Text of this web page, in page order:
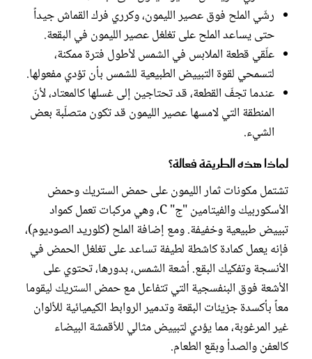
رشّي الملح فوق عصير الليمون، وكرري فرك القماش جيداً
حتى يساعد الملح على تغلغل عصير الليمون في البقعة.
علّقي قطعة الملابس في الشمس لأطول فترة ممكنة،
لتسمحي لقوة التبييض الطبيعية للشمس بأن تؤدي مفعولها.
عندما تجفّ القطعة، قد تحتاجين إلى غسلها كالمعتاد، لأنّ
المنطقة التي لامسها عصير الليمون قد تكون متصلّبة بعض
الشيء.
لماذا هذه الطريقة فعالة؟
تشتمل مكونات ثمار الليمون على حمض الستريك وحمض
الأسكوربيك والفيتامين "ج" C، وهي مركبات تعمل كمواد
تبييض طبيعية وخفيفة. ومع إضافة الملح (كلوريد الصوديوم)،
فإنه يعمل كمادة كاشطة لطيفة تساعد على تغلغل الحمض في
الأنسجة وتفكيك البقع. أشعة الشمس، بدورها، تحتوي على
الأشعة فوق البنفسجية التي تتفاعل مع حمض الستريك ليقوما
معاً بأكسدة جزيئات البقعة وتدمير الروابط الكيميائية للألوان
غير المرغوبة، مما يؤدي لتبييض مثالي للأقمشة البيضاء
كالعفن والصدأ وبقع الطعام.